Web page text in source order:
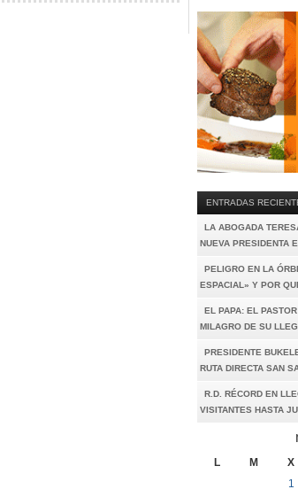
ENTRADAS
LA ABOGADA
NUEVA PRESIDENTA
PELIGRO EN LA
ESPACIAL» Y POR
EL PAPA: EL
MILAGRO DE SU
PRESIDENTE
RUTA DIRECTA SAN
R.D. RÉCORD EN
VISITANTES HASTA
L M X
1